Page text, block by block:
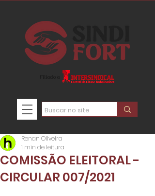
COMISSÃO ELEITORAL -
CIRCULAR 007/2021
Renan Oliveira
1 min de leitura